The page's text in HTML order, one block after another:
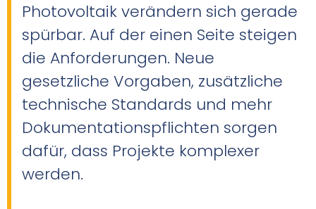
Photovoltaik verändern sich gerade
spürbar. Auf der einen Seite steigen
die Anforderungen. Neue
gesetzliche Vorgaben, zusätzliche
technische Standards und mehr
Dokumentationspflichten sorgen
dafür, dass Projekte komplexer
werden.